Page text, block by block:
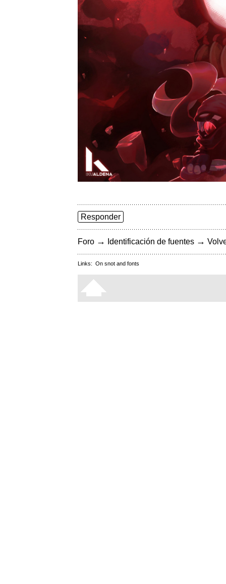
Responder
Foro → Identificación de fuentes →
Links: On snot and fonts